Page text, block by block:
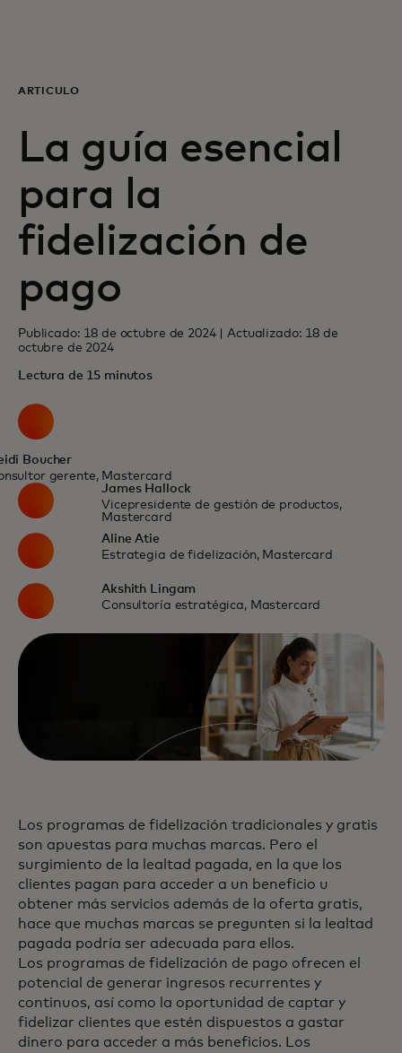
Para empresas
Para el mundo
Para innovadores
ARTÍCULO
La guía esencial
para la
fidelización de
pago
Publicado: 18 de octubre de 2024 | Actualizado: 18 de
octubre de 2024
Lectura de 15 minutos
Boucher
gerente, Mastercard
James Hallock
Vicepresidente de gestión de productos,
Mastercard
Aline Atie
Estrategia de fidelización, Mastercard
Akshith Lingam
Consultoría estratégica, Mastercard
Los programas de fidelización tradicionales y gratis
son apuestas para muchas marcas. Pero el
surgimiento de la lealtad pagada, en la que los
clientes pagan para acceder a un beneficio u
obtener más servicios además de la oferta gratis,
hace que muchas marcas se pregunten si la lealtad
pagada podría ser adecuada para ellos.
Los programas de fidelización de pago ofrecen el
potencial de generar ingresos recurrentes y
continuos, así como la oportunidad de captar y
fidelizar clientes que estén dispuestos a gastar
dinero para acceder a más beneficios. Los